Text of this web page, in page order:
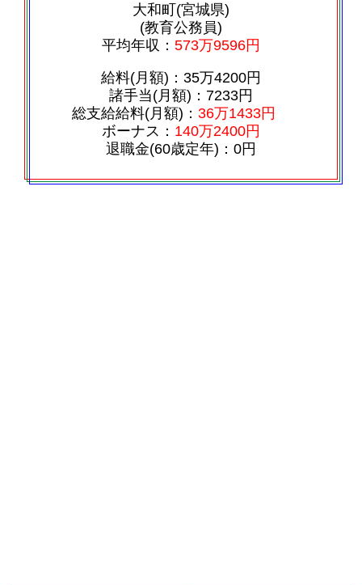
大和町(宮城県)
(教育公務員)
平均年収： 573万9596円
給料(月額)：35万4200円
諸手当(月額)：7233円
総支給給料(月額)： 36万1433円
ボーナス： 140万2400円
退職金(60歳定年)：0円